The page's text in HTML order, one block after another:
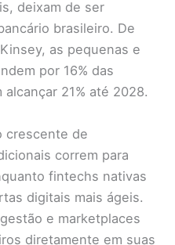
deixam de ser
brasileiro. De
as pequenas e
por 16% das
21% até 2028.
crescente de
correm para
fintechs nativas
digitais mais ágeis.
e marketplaces
diretamente em suas